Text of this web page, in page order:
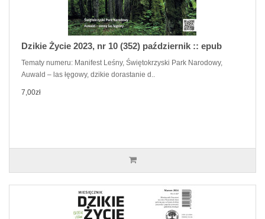
Dzikie Życie 2023, nr 10 (352) październik :: epub
Tematy numeru: Manifest Leśny, Świętokrzyski Park Narodowy,
Auwald – las łęgowy, dzikie dorastanie d..
7,00zł